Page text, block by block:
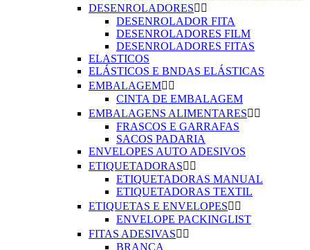
DESENROLADORES 
DESENROLADOR FITA
DESENROLADORES FILM
DESENROLADORES FITAS
ELASTICOS
ELÁSTICOS E BNDAS ELÁSTICAS
EMBALAGEM 
CINTA DE EMBALAGEM
EMBALAGENS ALIMENTARES 
FRASCOS E GARRAFAS
SACOS PADARIA
ENVELOPES AUTO ADESIVOS
ETIQUETADORAS 
ETIQUETADORAS MANUAL
ETIQUETADORAS TEXTIL
ETIQUETAS E ENVELOPES 
ENVELOPE PACKINGLIST
FITAS ADESIVAS 
BRANCA